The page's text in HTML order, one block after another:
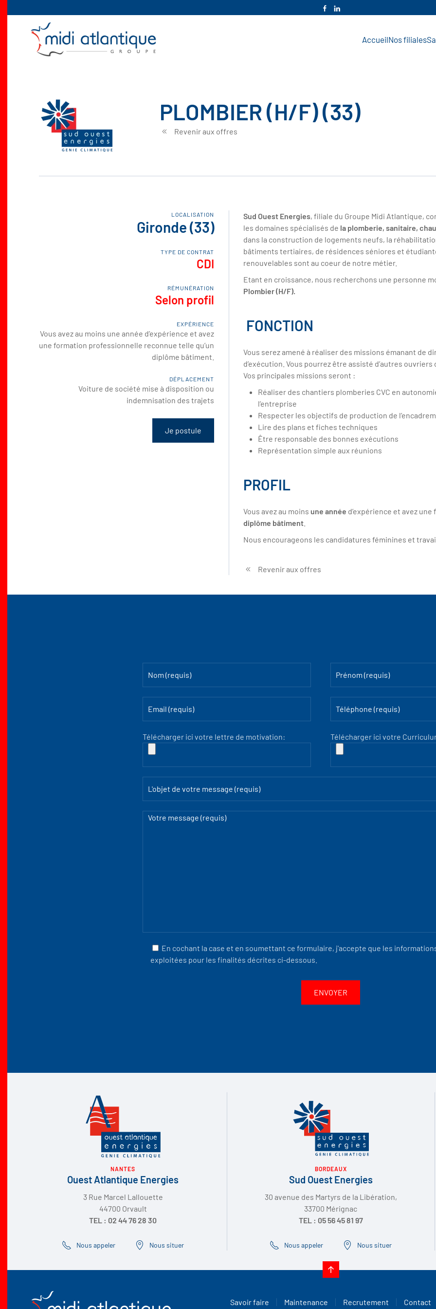
Skip to main content
AccueilNos filiales
PLOMBIER (H/F) (33)
Revenir aux offres
LOCALISATION
Gironde (33)
TYPE DE CONTRAT
CDI
RÉMUNÉRATION
Selon profil
EXPÉRIENCE
Vous avez au moins une année d’expérience et avez
une formation professionnelle reconnue telle qu’un
diplôme bâtiment.
DÉPLACEMENT
Voiture de société mise à disposition ou
indemnisation des trajets
Je postule
Sud Ouest Energies, filiale du Groupe Midi Atlantique,
les domaines spécialisés de la plomberie, sanitaire,
dans la construction de logements neufs, la
bâtiments tertiaires, de résidences séniores et
renouvelables sont au coeur de notre métier.
Etant en croissance, nous recherchons une personne
Plombier (H/F).
FONCTION
Vous serez amené à réaliser des missions émanant de
d’exécution. Vous pourrez être assisté d’autres
Vos principales missions seront :
Réaliser des chantiers plomberies CVC en
l’entreprise
Respecter les objectifs de production de
Lire des plans et fiches techniques
Être responsable des bonnes exécutions
Représentation simple aux réunions
PROFIL
Vous avez au moins une année d’expérience et avez
diplôme bâtiment.
Nous encourageons les candidatures féminines et
Revenir aux offres
Télécharger ici votre lettre de motivation: Télécharger ici votre
En cochant la case et en soumettant ce formulaire, j'accepte que les
exploitées pour les finalités décrites ci-dessous.
BORDEAUX
Sud Ouest Energies
30 avenue des Martyrs de la Libération,
33700 Mérignac
TEL : 05 56 45 81 97
Nous appeler Nous situer
NANTES
Ouest Atlantique Energies
3 Rue Marcel Lallouette
44700 Orvault
TEL : 02 44 76 28 30
Nous appeler Nous situer
Savoir faire Maintenance Recrutement Contact